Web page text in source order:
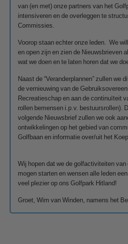
van (en met) onze partners van het
intensiveren en de overleggen te
Commissies.
Voorop staan echter onze leden. We
en open zijn en zien de Nieuwsbrieven
wat we doen en te laten horen dat we
Naast de “Veranderplannen” zullen we
de vernieuwing van de
Recreatieschap en aan de continuïteit
rollen bemensen i.p.v. bestuursrollen).
volgende Nieuwsbrief zullen we ook
ontwikkelingen op het gebied van
Golfbaan en informatie over/uit het
Wij hopen dat we de golfactiviteiten
mogen starten en wensen alle leden
veel plezier op ons Golfpark Hitland!
Groet, Wim van Winden, namens het